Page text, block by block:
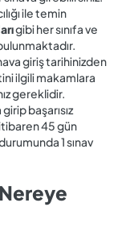
ile temin
gibi her sınıfa ve
giriş tarihinizden
ilgili makamlara
gereklidir.
başarısız
45 gün
1 sınav